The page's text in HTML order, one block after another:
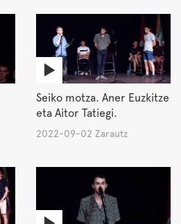
Seiko motza. Aner Euzkitze
eta Aitor Tatiegi.
2022-09-02 Zarautz